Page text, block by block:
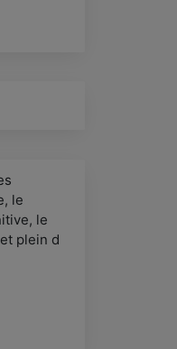
le
le
plein d